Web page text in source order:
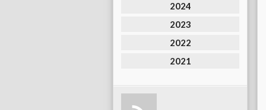
2024
2023
2022
2021